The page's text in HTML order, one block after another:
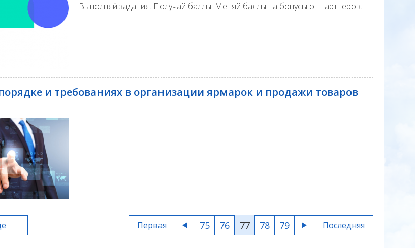
Выполняй задания. Получай баллы. Меняй баллы на бонусы от партнеров.
и требованиях в организации ярмарок и продажи товаров
Первая 75 76 77 78 79 Последняя